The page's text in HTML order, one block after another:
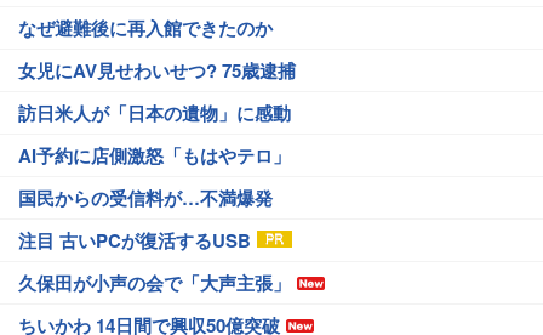
なぜ避難後に再入館できたのか
女児にAV見せわいせつ? 75歳逮捕
訪日米人が「日本の遺物」に感動
AI予約に店側激怒「もはやテロ」
国民からの受信料が…不満爆発
注目 古いPCが復活するUSB
久保田が小声の会で「大声主張」
ちいかわ 14日間で興収50億突破